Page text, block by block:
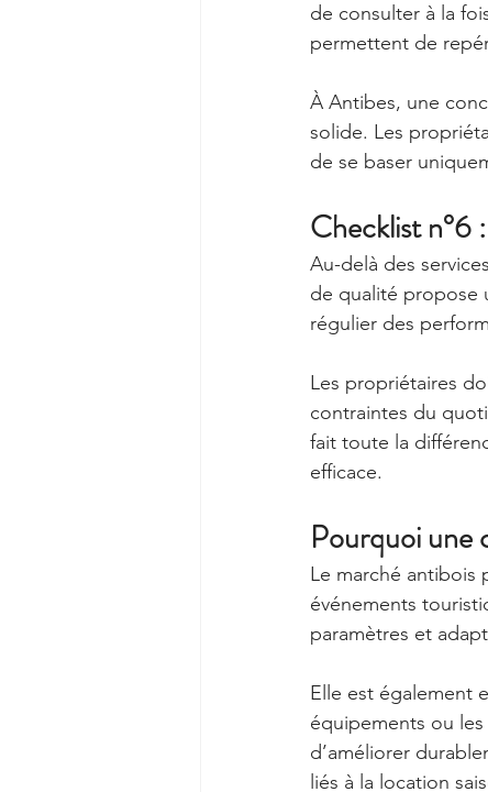
de consulter à la
permettent de
À Antibes, une
solide. Les
de se baser
Checklist n°6
Au-delà des
de qualité propose
régulier des
Les propriétaires
contraintes du
fait toute la
efficace.
Pourquoi une
Le marché antibois
événements
paramètres et
Elle est également
équipements ou
d’améliorer
liés à la location